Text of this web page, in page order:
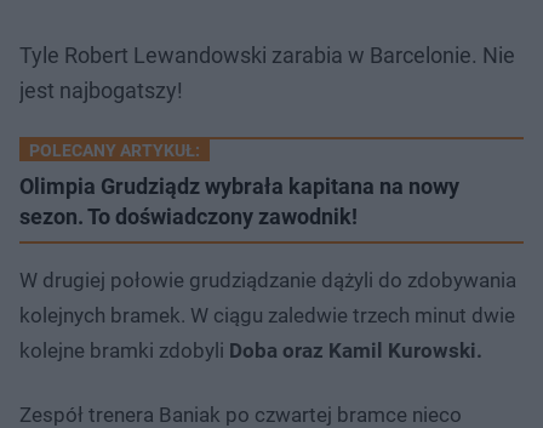
Tyle Robert Lewandowski zarabia w Barcelonie. Nie
jest najbogatszy!
POLECANY ARTYKUŁ:
Olimpia Grudziądz wybrała kapitana na nowy
sezon. To doświadczony zawodnik!
W drugiej połowie grudziądzanie dążyli do zdobywania
kolejnych bramek. W ciągu zaledwie trzech minut dwie
kolejne bramki zdobyli Doba oraz Kamil Kurowski.
Zespół trenera Baniak po czwartej bramce nieco